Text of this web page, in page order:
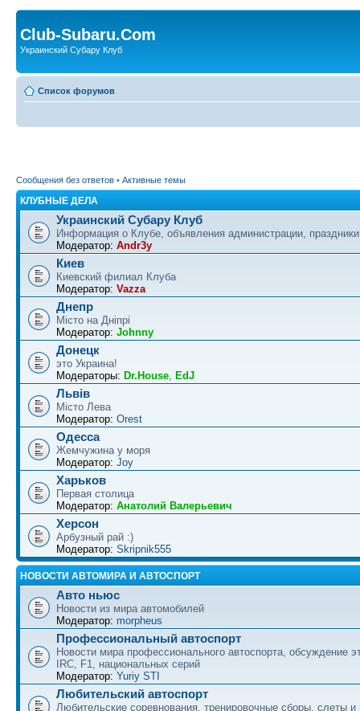
Club-Subaru.Com
Украинский Субару Клуб
Список форумов
Сообщения без ответов • Активные темы
КЛУБНЫЕ ДЕЛА
Украинский Субару Клуб
Информация о Клубе, объявления администрации,
Модератор: Andr3y
Киев
Киевский филиал Клуба
Модератор: Vazza
Днепр
Місто на Дніпрі
Модератор: Johnny
Донецк
это Украина!
Модераторы: Dr.House, EdJ
Львів
Місто Лева
Модератор: Orest
Одесса
Жемчужина у моря
Модератор: Joy
Харьков
Первая столица
Модератор: Анатолий Валерьевич
Херсон
Арбузный рай :)
Модератор: Skripnik555
НОВОСТИ АВТОМИРА И АВТОСПОРТ
Авто ньюс
Новости из мира автомобилей
Модератор: morpheus
Профессиональный автоспорт
Новости мира профессионального автоспорта, обсуждение
IRC, F1, национальных серий
Модератор: Yuriy STI
Любительский автоспорт
Любительские соревнования, тренировочные сборы, слеты и